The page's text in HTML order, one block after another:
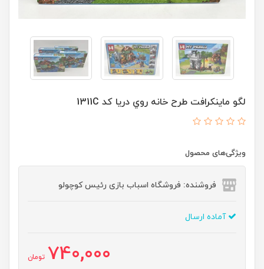
لگو ماینکرافت طرح خانه روي دریا کد 1311C
ویژگی‌های محصول
فروشنده: فروشگاه اسباب بازی رئیس کوچولو
آماده ارسال
740,000 تومان